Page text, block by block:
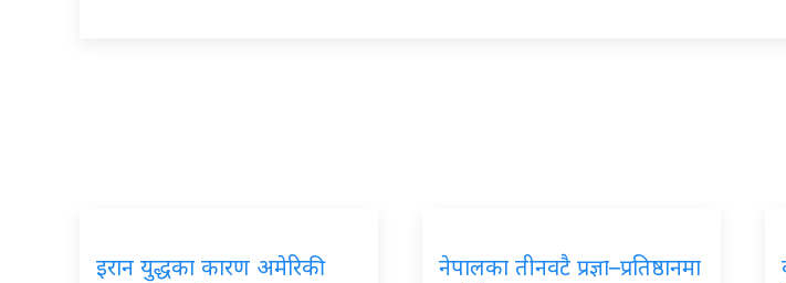
इरान युद्धका कारण अमेरिकी
नेपालका तीनवटै प्रज्ञा–प्रतिष्ठानमा